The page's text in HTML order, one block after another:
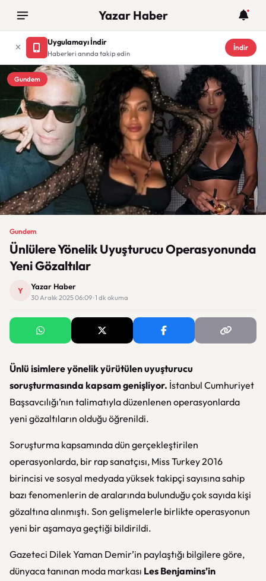
Yazar Haber
Uygulamayı İndir
Haberleri anında takip edin
İndir
Gundem
Gundem
Ünlülere Yönelik Uyuşturucu Operasyonunda
Yeni Gözaltılar
Y Yazar Haber
30 Aralık 2025 06:09 · 1 dk okuma
Ünlü isimlere yönelik yürütülen uyuşturucu
soruşturmasında kapsam genişliyor. İstanbul Cumhuriyet
Başsavcılığı’nın talimatıyla düzenlenen operasyonlarda
yeni gözaltıların olduğu öğrenildi.
Soruşturma kapsamında dün gerçekleştirilen
operasyonlarda, bir rap sanatçısı, Miss Turkey 2016
birincisi ve sosyal medyada yüksek takipçi sayısına sahip
bazı fenomenlerin de aralarında bulunduğu çok sayıda kişi
gözaltına alınmıştı. Son gelişmelerle birlikte operasyonun
yeni bir aşamaya geçtiği bildirildi.
Gazeteci Dilek Yaman Demir’in paylaştığı bilgilere göre,
dünyaca tanınan moda markası Les Benjamins’in